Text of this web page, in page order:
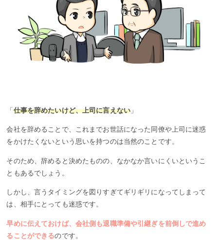
「 仕事を辞めたいけど、上司に言えない 」
会社を辞めることで、これまでお世話になった同僚や上司に迷惑
をかけたくないという思いを持つのは当然のことです。
そのため、辞めると決めたものの、なかなか言いにくいというこ
ともあるでしょう。
しかし、言うタイミングを図りすぎてギリギリになってしまって
は、相手にとっても迷惑です。
早めに伝えておけば、会社側も退職準備や引継ぎを前倒しで進め
ることができるのです。